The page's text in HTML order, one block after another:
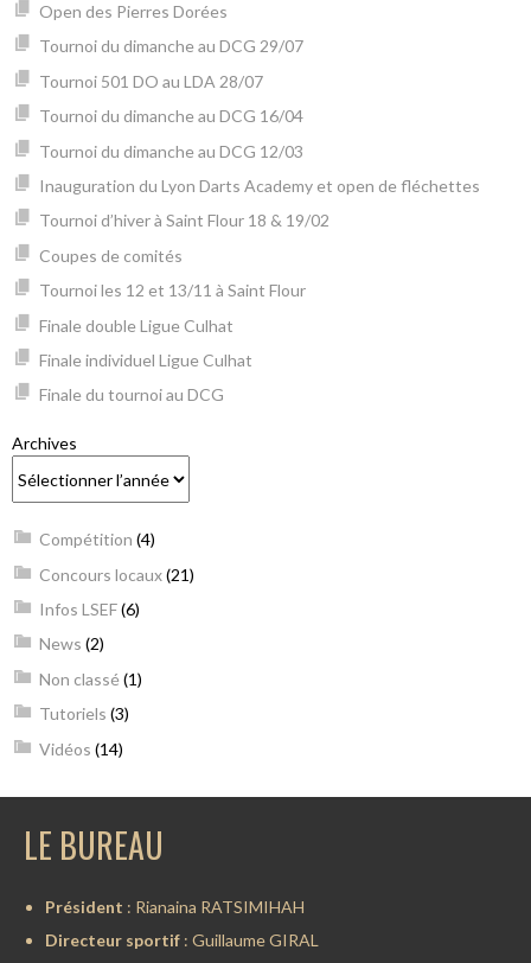
Open des Pierres Dorées
Tournoi du dimanche au DCG 29/07
Tournoi 501 DO au LDA 28/07
Tournoi du dimanche au DCG 16/04
Tournoi du dimanche au DCG 12/03
Inauguration du Lyon Darts Academy et open de fléchettes
Tournoi d’hiver à Saint Flour 18 & 19/02
Coupes de comités
Tournoi les 12 et 13/11 à Saint Flour
Finale double Ligue Culhat
Finale individuel Ligue Culhat
Finale du tournoi au DCG
Archives
Compétition (4)
Concours locaux(21)
Infos LSEF(6)
News (2)
Non classé (1)
Tutoriels (3)
Vidéos (14)
LE BUREAU
Président : Rianaina RATSIMIHAH
Directeur sportif: Guillaume GIRAL